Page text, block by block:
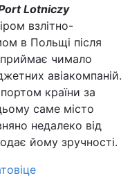
Lotniczy
взлітно-
в Польщі після
чимало
авіакомпаній.
країни за
саме місто
недалеко від
йому зручності.